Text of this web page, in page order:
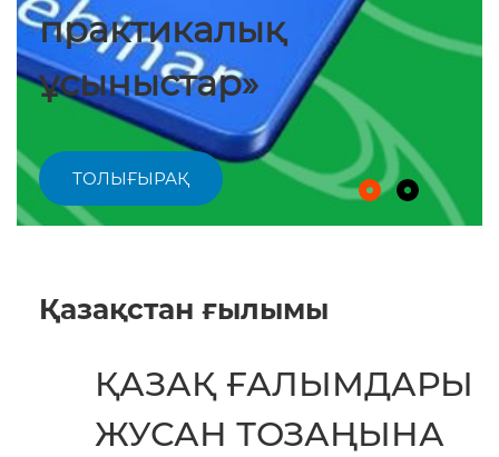
практикалық
ұсыныстар»
ТОЛЫҒЫРАҚ
Қазақстан ғылымы
ҚАЗАҚ ҒАЛЫМДАРЫ
ЖУСАН ТОЗАҢЫНА